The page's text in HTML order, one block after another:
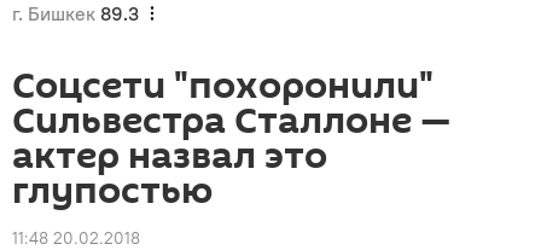
г. Бишкек 89.3
Соцсети "похоронили"
Сильвестра Сталлоне —
актер назвал это
глупостью
11:48 20.02.2018